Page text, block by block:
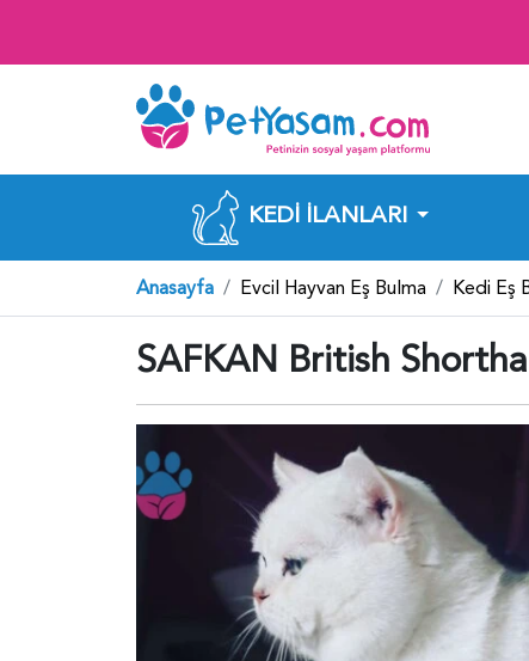
KEDI İLANLARI
Anasayfa Evcil Hayvan Eş Bulma Kedi Eş
SAFKAN British